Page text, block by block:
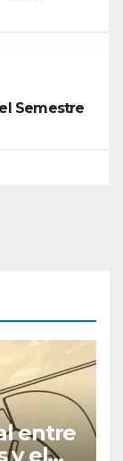
Semestre
entre
y el